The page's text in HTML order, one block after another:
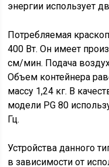
энергии использует
Потребляемая
400 Вт. Он имеет
см/мин. Подача
Объем контейнера
массу 1,24 кг. В
модели PG 80
Гц.
Устройства данного
в зависимости от